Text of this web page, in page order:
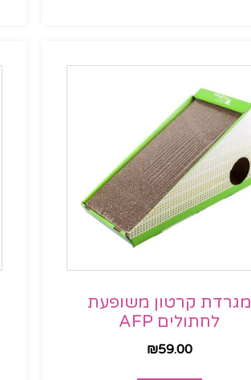
מגרדת קרטון משופעת
לחתולים AFP
₪59.00